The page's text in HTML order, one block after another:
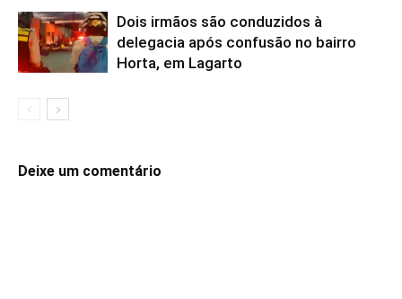
Dois irmãos são conduzidos à
delegacia após confusão no bairro
Horta, em Lagarto
Deixe um comentário